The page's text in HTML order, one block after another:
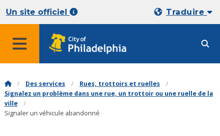
Un site officiel Traduire
Des services
Rues, trottoirs et ruelles
Signalez un problème dans une rue, un trottoir ou une ruelle de la
ville
Signaler un véhicule abandonné